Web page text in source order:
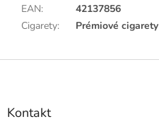
EAN:
42137856
Cigarety: Prémiové cigarety
Z
Kontakt